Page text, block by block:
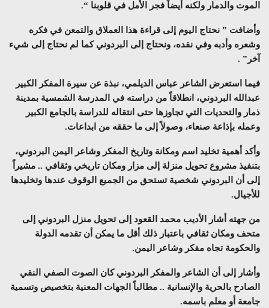
الموت والدمار ولكنه أيضاً فجر الأمل في قلوبنا “.
وأضافت ” نحتاج اليوم إلى قراءة هذا العملاق والتمعن في فكره
وشعره وأدبه وفي نقده، ونحتاج إلى البردوني كما لم نحتاج إلى شيء
آخر” .
فيما استعرض الشاعر عباس الديلمي، نبذة عن سيرة المفكر الكبير
عبدالله البردوني، انطلاقاً من دراسته في المدرسة الشمسية بمدينة
ذمار والتحديات التي تجاوزها حتى انتقاله للدراسة بالجامع الكبير
وعمله بإذاعة صنعاء، وصولاً إلى ما حققه من ابداعات.
وأكد أهمية تخليد اسم ومكانة وتاريخ المفكر وشاعر اليمن البردوني،
بتنفيذ مشروع تحويل منزلة إلى مزار ومكان تاريخي وثقافي .. مشيراً
إلى أن البردوني شخصية تستحق من الجميع الوقوف عندها وتخليدها
للأجيال.
من جهته أشار الأديب محمد القعود إلى تحويل منزل البردوني إلى
متحف ومكان ثقافي باعتبار ذلك أقل ما يمكن أن تقدمه الدولة
والحكومة تجاه مفكر وشاعر اليمن.
وأشار إلى أن الشاعر والمفكر البردوني كان الصوت الصفي النقي
الصادح بالحرية والإنسانية .. مطالباً الجهات المعنية بتخصيص وتسمية
جامعة أو معلم باسمه.